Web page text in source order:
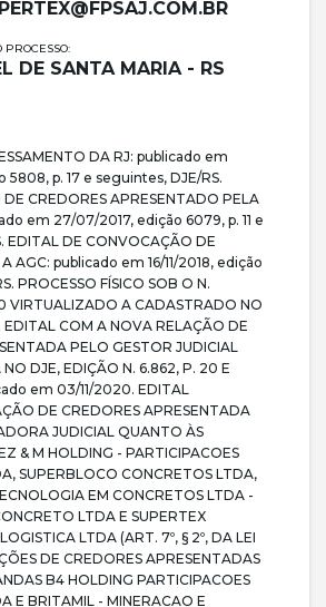
DE SANTA MARIA - RS
DA RJ: publicado em
5808, p. 17 e seguintes, DJE/RS.
CREDORES APRESENTADO PELA
em 27/07/2017, edição 6079, p. 11 e
EDITAL DE CONVOCAÇÃO DE
AGC: publicado em 16/11/2018, edição
PROCESSO FÍSICO SOB O N.
VIRTUALIZADO A CADASTRADO NO
EDITAL COM A NOVA RELAÇÃO DE
PELO GESTOR JUDICIAL
DJE, EDIÇÃO N. 6.862, P. 20 E
em 03/11/2020. EDITAL
DE CREDORES APRESENTADA
JUDICIAL QUANTO ÀS
& M HOLDING - PARTICIPACOES
SUPERBLOCO CONCRETOS LTDA,
EM CONCRETOS LTDA -
LTDA E SUPERTEX
LTDA (ART. 7º, § 2º, DA LEI
DE CREDORES APRESENTADAS
B4 HOLDING PARTICIPACOES
E BRITAMIL - MINERACAO E